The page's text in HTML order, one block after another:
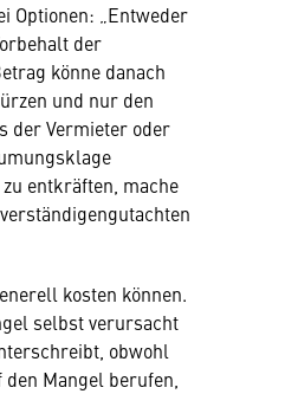
Optionen: „Entweder
der
könne danach
und nur den
der Vermieter oder
entkräften, mache
kosten können.
selbst verursacht
obwohl
Mangel berufen,